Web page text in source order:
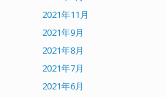
2021年11月
2021年9月
2021年8月
2021年7月
2021年6月